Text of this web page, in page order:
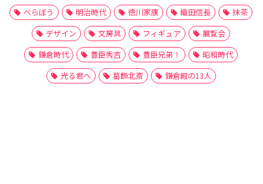
べらぼう
明治時代 徳川家康 織田信長
抹茶
デザイン
文房具 フィギュア
展覧会
鎌倉時代
豊臣秀吉 豊臣兄弟！
昭和時代
光る君へ
葛飾北斎 鎌倉殿の13人